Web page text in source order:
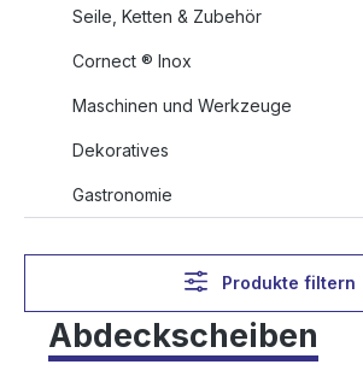
Seile, Ketten & Zubehör
Cornect ® Inox
Maschinen und Werkzeuge
Dekoratives
Gastronomie
Produkte filtern
Abdeckscheiben